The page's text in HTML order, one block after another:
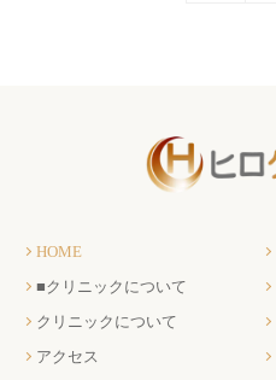
HOME
■クリニックについて
クリニックについて
アクセス